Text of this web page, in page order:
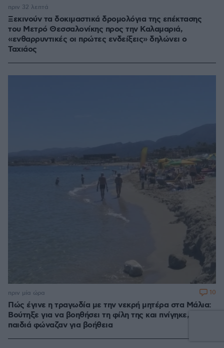
Ξεκινούν τα δοκιμαστικά δρομολόγια της επέκτασης
του Μετρό Θεσσαλονίκης προς την Καλαμαριά,
«ενθαρρυντικές οι πρώτες ενδείξεις» δηλώνει ο
Ταχιάος
πριν 32 λεπτά
Πώς έγινε η τραγωδία με την νεκρή μητέρα στα Μάλια:
Βούτηξε για να βοηθήσει τη φίλη της και πνίγηκε, τα
παιδιά φώναζαν για βοήθεια
πριν μία ώρα 10